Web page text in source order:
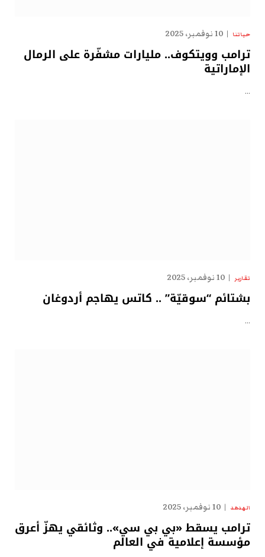
حياتنا 10 نوفمبر، 2025
ترامب وويتكوف.. مليارات مشفّرة على الرمال
الإماراتية
…
تقارير 10 نوفمبر، 2025
بشتائم “سوقيّة” .. كاتس يهاجم أردوغان
…
الهدهد 10 نوفمبر، 2025
ترامب يسقط «بي بي سي».. وثائقي يهزّ أعرق
مؤسسة إعلامية في العالم